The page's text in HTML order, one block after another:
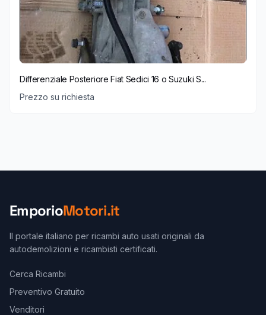
Differenziale Posteriore Fiat Sedici 16 o Suzuki S...
Prezzo su richiesta
EmporioMotori.it
Il portale italiano per ricambi auto usati originali da
autodemolizioni e ricambisti certificati.
Cerca Ricambi
Preventivo Gratuito
Venditori